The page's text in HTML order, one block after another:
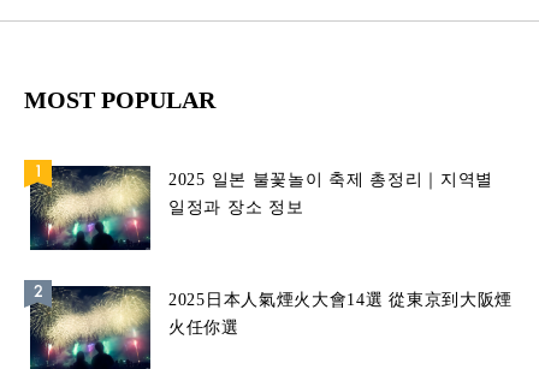
MOST POPULAR
2025 일본 불꽃놀이 축제 총정리｜지역별
일정과 장소 정보
2025日本人氣煙火大會14選 從東京到大阪煙
火任你選